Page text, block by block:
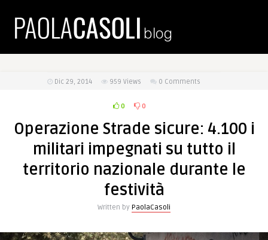
Dic 29, 2014 959 Views 0 Comments
0 0
Operazione Strade sicure: 4.100 i
militari impegnati su tutto il
territorio nazionale durante le
festività
Written by PaolaCasoli